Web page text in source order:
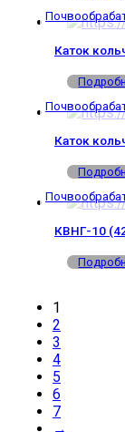
Каток
Каток
КВНГ-10
1
2
3
4
5
6
7